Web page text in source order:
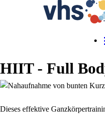
HIIT - Full
Dieses effektive